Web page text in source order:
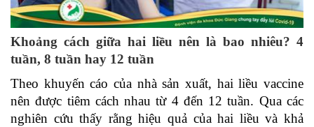
Khoảng cách giữa hai liều nên là bao nhiêu? 4
tuần, 8 tuần hay 12 tuần
Theo khuyến cáo của nhà sản xuất, hai liều vaccine
nên được tiêm cách nhau từ 4 đến 12 tuần. Qua các
nghiên cứu thấy rằng hiệu quả của hai liều và khả